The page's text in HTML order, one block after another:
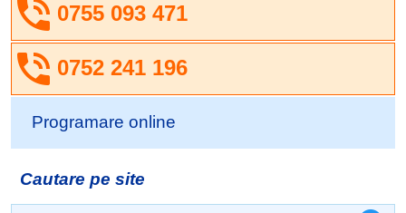
0755 093 471
0752 241 196
Programare online
Cautare pe site